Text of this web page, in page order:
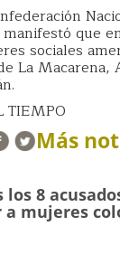
que
sociales
La Macarena,
TIEMPO
Más
los 8
mujeres